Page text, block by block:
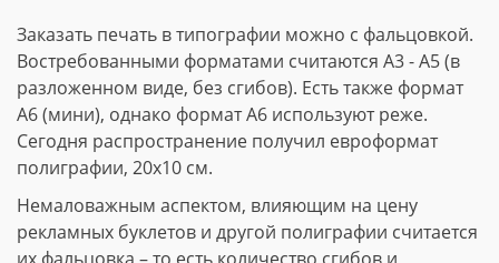
Заказать печать в типографии можно с фальцовкой.
Востребованными форматами считаются А3 - А5 (в
разложенном виде, без сгибов). Есть также формат
А6 (мини), однако формат А6 используют реже.
Сегодня распространение получил евроформат
полиграфии, 20х10 см.
Немаловажным аспектом, влияющим на цену
рекламных буклетов и другой полиграфии считается